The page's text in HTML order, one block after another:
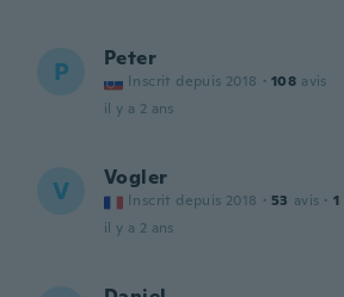
P Peter
Inscrit depuis 2018 · 108 avis
il y a 2 ans
V Vogler
Inscrit depuis 2018 · 53 avis · 1
il y a 2 ans